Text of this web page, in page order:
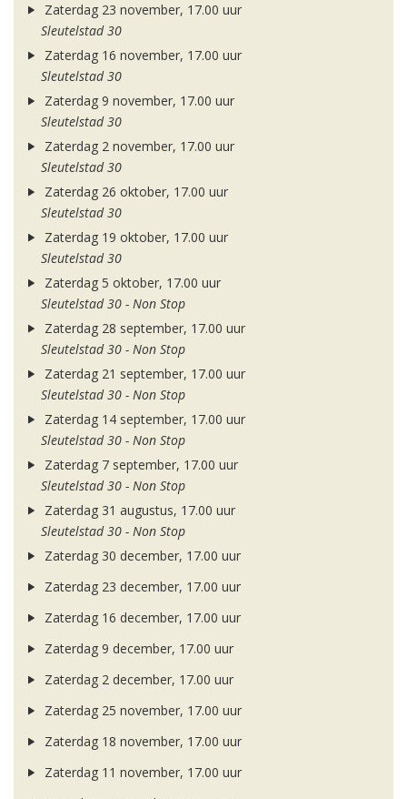
Zaterdag 23 november, 17.00 uur
Sleutelstad 30
Zaterdag 16 november, 17.00 uur
Sleutelstad 30
Zaterdag 9 november, 17.00 uur
Sleutelstad 30
Zaterdag 2 november, 17.00 uur
Sleutelstad 30
Zaterdag 26 oktober, 17.00 uur
Sleutelstad 30
Zaterdag 19 oktober, 17.00 uur
Sleutelstad 30
Zaterdag 5 oktober, 17.00 uur
Sleutelstad 30 - Non Stop
Zaterdag 28 september, 17.00 uur
Sleutelstad 30 - Non Stop
Zaterdag 21 september, 17.00 uur
Sleutelstad 30 - Non Stop
Zaterdag 14 september, 17.00 uur
Sleutelstad 30 - Non Stop
Zaterdag 7 september, 17.00 uur
Sleutelstad 30 - Non Stop
Zaterdag 31 augustus, 17.00 uur
Sleutelstad 30 - Non Stop
Zaterdag 30 december, 17.00 uur
Zaterdag 23 december, 17.00 uur
Zaterdag 16 december, 17.00 uur
Zaterdag 9 december, 17.00 uur
Zaterdag 2 december, 17.00 uur
Zaterdag 25 november, 17.00 uur
Zaterdag 18 november, 17.00 uur
Zaterdag 11 november, 17.00 uur